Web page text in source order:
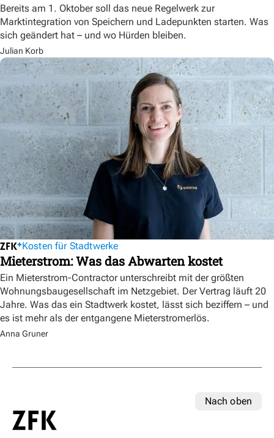
Bereits am 1. Oktober soll das neue Regelwerk zur
Marktintegration von Speichern und Ladepunkten starten. Was
sich geändert hat – und wo Hürden bleiben.
Julian Korb
Kosten für Stadtwerke
Mieterstrom: Was das Abwarten kostet
Ein Mieterstrom-Contractor unterschreibt mit der größten
Wohnungsbaugesellschaft im Netzgebiet. Der Vertrag läuft 20
Jahre. Was das ein Stadtwerk kostet, lässt sich beziffern – und
es ist mehr als der entgangene Mieterstromerlös.
Anna Gruner
Nach oben